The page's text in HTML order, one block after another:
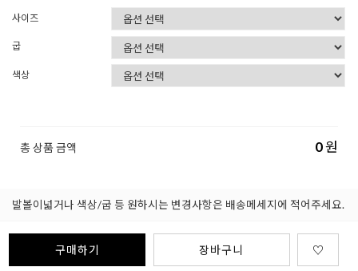
사이즈
굽
색상
총 상품 금액 0원
발볼이넓거나 색상/굽 등 원하시는 변경사항은 배송메세지에 적어주세요.
구매하기 장바구니 ♡